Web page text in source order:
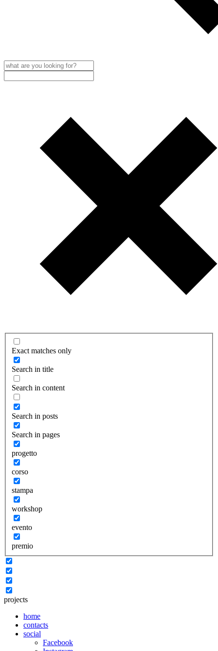
Exact matches only
Search in title
Search in content
Search in posts
Search in pages
progetto
corso
stampa
workshop
evento
premio
projects
home
contacts
social
Facebook